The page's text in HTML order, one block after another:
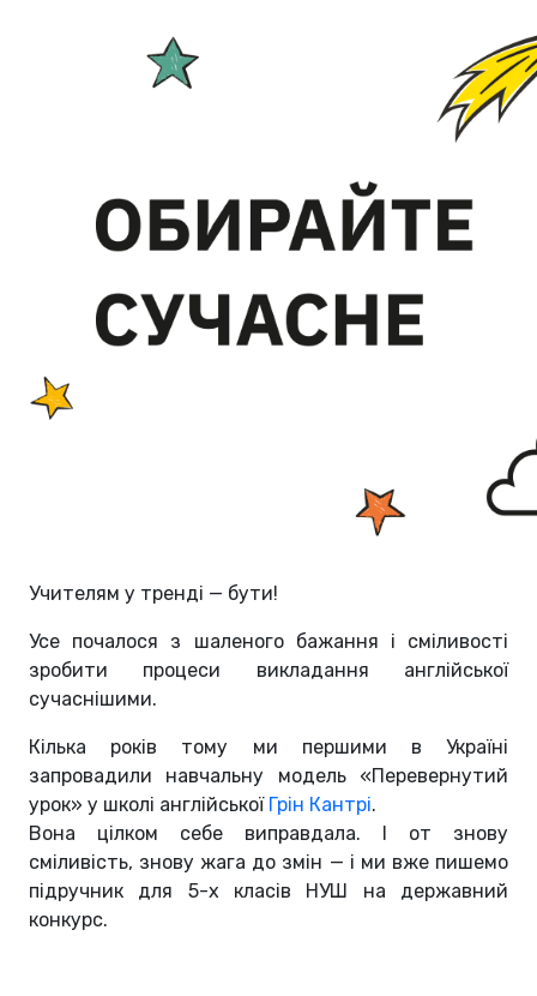
Учителям у тренді — бути!
Усе почалося з шаленого бажання і сміливості
зробити процеси викладання англійської
сучаснішими.
Кілька років тому ми першими в Україні
запровадили навчальну модель «‎Перевернутий
урок» у школі англійської Грін Кантрі.
Вона цілком себе виправдала. І от знову
сміливість, знову жага до змін — і ми вже пишемо
підручник для 5-х класів НУШ на державний
конкурс.